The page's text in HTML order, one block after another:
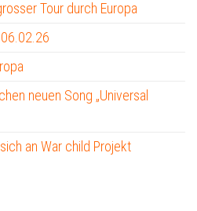
Tour durch Europa
neuen Song „Universal
an War child Projekt